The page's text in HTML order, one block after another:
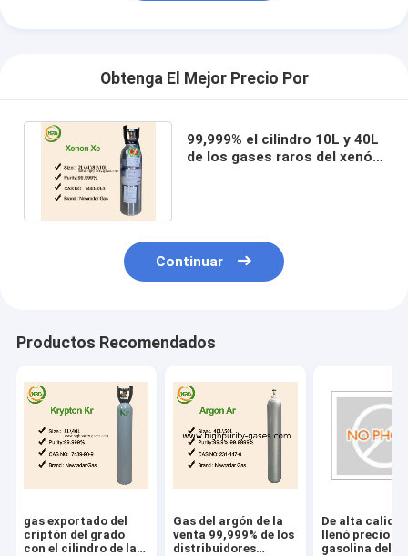
Obtenga El Mejor Precio Por
99,999% el cilindro 10L y 40L
de los gases raros del xenón
Continuar
Productos Recomendados
gas exportado del
criptón del grado
con el cilindro de la
Gas del argón de la
venta 99,999% de los
distribuidores
De alta
llenó precio
gasolina del